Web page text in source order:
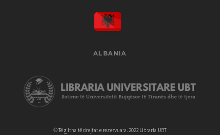
© Të gjitha të drejtat e rezervuara. 2022 Libraria UBT
ALBANIA